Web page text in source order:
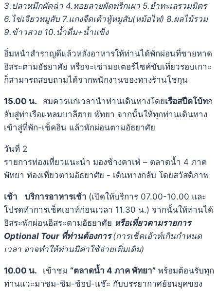
3.ปลาหมึกผัดฉ่า 4.หอยลายผัดพริกเผา 5.ยำทะเลรวมมิตร
6.ไข่เจียวหมูสับ 7.แกงจืดเต้าหู้หมูสับ(หม้อไฟ) 8.ผลไม้รวม
9.ข้าวสวย 10.น้ำดื่ม+น้ำแข็ง
อิ่มหนำสำราญดีแล้วหลังอาหารให้ท่านได้พักผ่อนที่ชายหาด
อิสระตามอัธยาศัย หรือจะเช่ามอเตอร์ไซค์ขับเที่ยวรอบเกาะ
ก็สามารถสอบถามได้จากพนักงานของทางร้านโชกุน
15.00 น. สมควรแก่เวลานำท่านเดินทางโดยเรือสปีดโบ้ทก
ลับสู่ท่าเรือแหลมบาลีฮาย พัทยา จากนั้นให้ทุกท่านเดินทาง
เข้าสู่ที่พัก-เช็คอิน แล้วพักผ่อนตามอัธยาศัย
วันที่ 2
รายการท่องเที่ยวแนะนำ มองช้างคาเฟ่ – ตลาดน้ำ 4 ภาค
พัทยา ท่องเที่ยวตามอัธยาศัย - เดินทางกลับ โดยสวัสดิภาพ
เช้า บริการอาหารเช้า (เปิดให้บริการ 07.00-10.00 และ
โปรดทำการเช็คเอาท์ก่อนเวลา 11.30 น.) จากนั้นให้ท่านได้
อิสระพักผ่อนอิสระตามอัธยาศัย หรือเที่ยวตามรายการ
Optional Tour ที่ท่านต้องการ(การเช็คเอ้าท์เกินกำหนด
เวลา อาจทำให้ท่านมีค่าใช้จ่ายเพิ่มเติม)
10.00 น. เข้าชม “ตลาดน้ำ 4 ภาค พัทยา” พร้อมต้อนรับทุก
ท่านแวะมาชม-ชิม-ช้อป-แช๊ะ กับบรรยากาศย้อนยุคของ